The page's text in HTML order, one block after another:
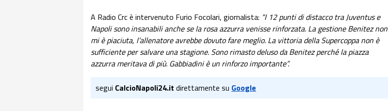
A Radio Crc è intervenuto Furio Focolari, giornalista: “I 12 punti di distacco tra Juventus e
Napoli sono insanabili anche se la rosa azzurra venisse rinforzata. La gestione Benitez non
mi è piaciuta, l’allenatore avrebbe dovuto fare meglio. La vittoria della Supercoppa non è
sufficiente per salvare una stagione. Sono rimasto deluso da Benitez perché la piazza
azzurra meritava di più. Gabbiadini è un rinforzo importante”.
segui CalcioNapoli24.it direttamente su Google